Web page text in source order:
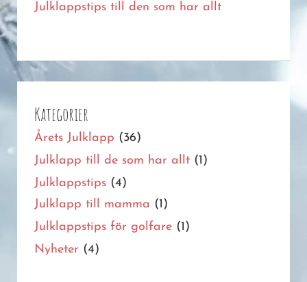
Julklappstips till den som har allt
Kategorier
Årets Julklapp (36)
Julklapp till de som har allt (1)
Julklappstips (4)
Julklapp till mamma (1)
Julklappstips för golfare (1)
Nyheter (4)